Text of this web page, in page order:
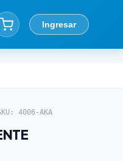
Ingresar
4006-AKA